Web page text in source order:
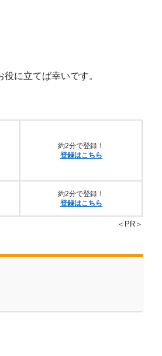
に立てば幸いです。
約2分で登録！
登録はこちら
約2分で登録！
登録はこちら
＜PR＞